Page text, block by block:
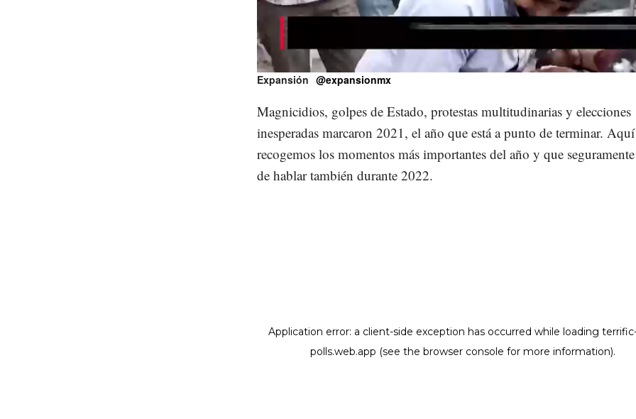
Unmute Loaded
13.95%
Expansión @expansionmx
Magnicidios, golpes de Estado, protestas multitudinarias y elecciones
inesperadas marcaron 2021, el año que está a punto de terminar. Aquí
recogemos los momentos más importantes del año y que
de hablar también durante 2022.